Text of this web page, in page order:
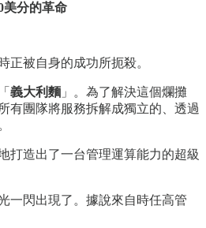
美分的革命
正被自身的成功所扼殺。
義大利麵 」。為了解決這個爛攤
有團隊將服務拆解成獨立的、透過
打造出了一台管理運算能力的超級
一閃出現了。據說來自時任高管